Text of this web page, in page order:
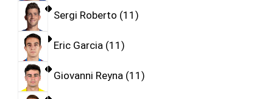
Sergi Roberto 11
Eric Garcia 11
Giovanni Reyna 11